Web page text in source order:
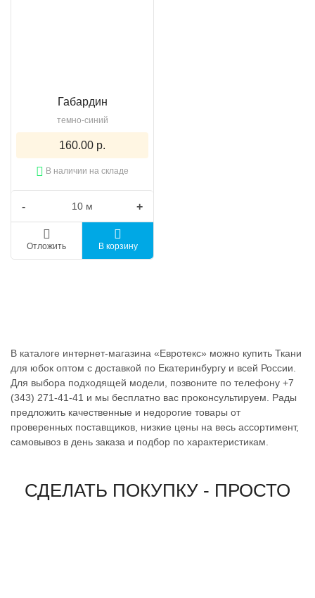
Габардин
темно-синий
160.00 р.
В наличии на складе
- +
Отложить В корзину
В каталоге интернет-магазина «Евротекс» можно купить Ткани
для юбок оптом с доставкой по Екатеринбургу и всей России.
Для выбора подходящей модели, позвоните по телефону +7
(343) 271-41-41 и мы бесплатно вас проконсультируем. Рады
предложить качественные и недорогие товары от
проверенных поставщиков, низкие цены на весь ассортимент,
самовывоз в день заказа и подбор по характеристикам.
СДЕЛАТЬ ПОКУПКУ - ПРОСТО